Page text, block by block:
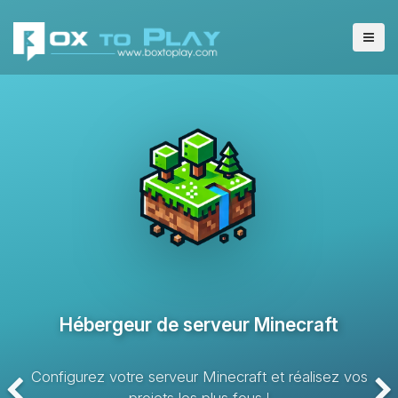
Hébergeur de serveur VPS
Solution d’hébergement avec des ressources dédiées